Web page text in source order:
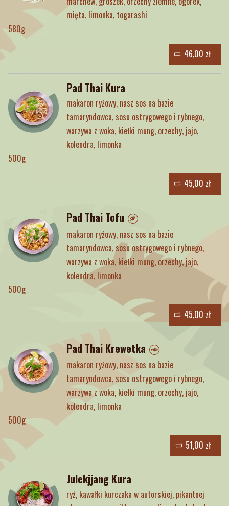
mięta, limonka, togarashi
580g
Pad Thai Kura
makaron ryżowy, nasz sos na bazie
tamaryndowca, sosu ostrygowego i rybnego,
warzywa z woka, kiełki mung, orzechy, jajo,
kolendra, limonka
500g
Pad Thai Tofu
makaron ryżowy, nasz sos na bazie
tamaryndowca, sosu ostrygowego i rybnego,
warzywa z woka, kiełki mung, orzechy, jajo,
kolendra, limonka
500g
Pad Thai Krewetka
makaron ryżowy, nasz sos na bazie
tamaryndowca, sosu ostrygowego i rybnego,
warzywa z woka, kiełki mung, orzechy, jajo,
kolendra, limonka
500g
Julekjjang Kura
ryż, kawałki kurczaka w autorskiej, pikantnej